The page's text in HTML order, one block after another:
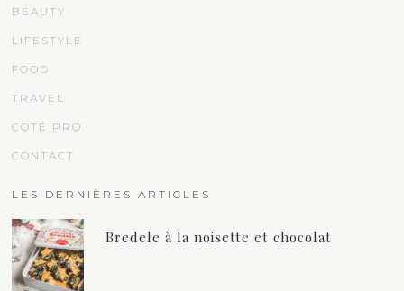
BEAUTY
LIFESTYLE
FOOD
TRAVEL
COTÉ PRO
CONTACT
LES DERNIÈRES ARTICLES
Bredele à la noisette et chocolat